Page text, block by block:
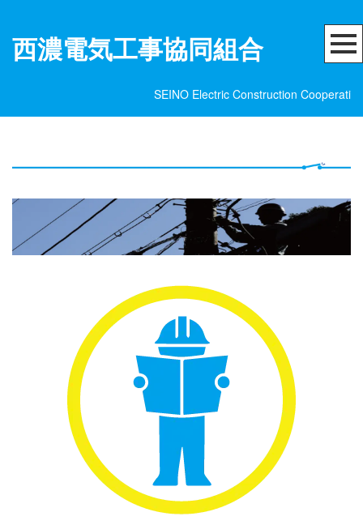
西濃電気工事協同組合
SEINO Electric Construction Cooperati